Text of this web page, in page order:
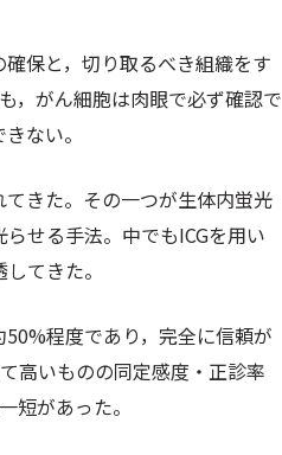
保と，切り取るべき組織をす
，がん細胞は肉眼で必ず確認で
ない。
きた。その一つが生体内蛍光
せる手法。中でもICGを用い
てきた。
程度であり，完全に信頼が
高いものの同定感度・正診率
短があった。